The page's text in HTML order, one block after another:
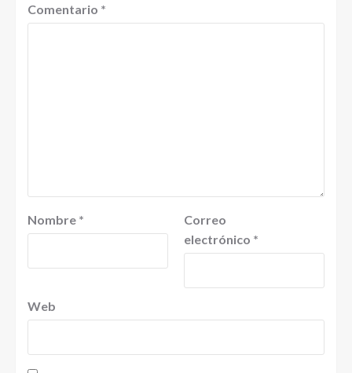
Comentario *
Nombre *
Correo
electrónico *
Web